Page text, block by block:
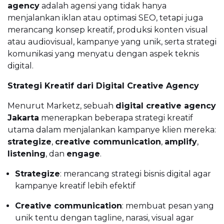
agency adalah agensi yang tidak hanya
menjalankan iklan atau optimasi SEO, tetapi juga
merancang konsep kreatif, produksi konten visual
atau audiovisual, kampanye yang unik, serta strategi
komunikasi yang menyatu dengan aspek teknis
digital.
Strategi Kreatif dari Digital Creative Agency
Menurut Marketz, sebuah digital creative agency
Jakarta menerapkan beberapa strategi kreatif
utama dalam menjalankan kampanye klien mereka:
strategize, creative communication, amplify,
listening, dan engage.
Strategize: merancang strategi bisnis digital agar
kampanye kreatif lebih efektif
Creative communication: membuat pesan yang
unik tentu dengan tagline, narasi, visual agar